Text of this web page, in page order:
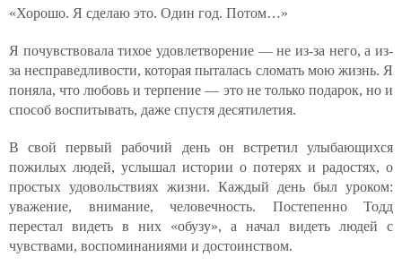
«Хорошо. Я сделаю это. Один год. Потом…»
Я почувствовала тихое удовлетворение — не из-за него, а из-
за несправедливости, которая пыталась сломать мою жизнь. Я
поняла, что любовь и терпение — это не только подарок, но и
способ воспитывать, даже спустя десятилетия.
В свой первый рабочий день он встретил улыбающихся
пожилых людей, услышал истории о потерях и радостях, о
простых удовольствиях жизни. Каждый день был уроком:
уважение, внимание, человечность. Постепенно Тодд
перестал видеть в них «обузу», а начал видеть людей с
чувствами, воспоминаниями и достоинством.